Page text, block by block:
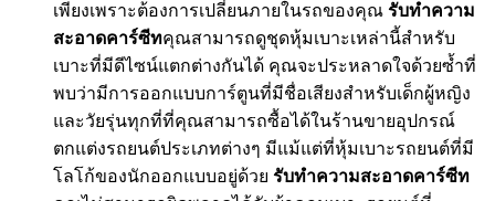
เพียงเพราะต้องการเปลี่ยนภายในรถของคุณ รับทำความ
สะอาดคาร์ซีทคุณสามารถดูชุดหุ้มเบาะเหล่านี้สำหรับ
เบาะที่มีดีไซน์แตกต่างกันได้ คุณจะประหลาดใจด้วยซ้ำที่
พบว่ามีการออกแบบการ์ตูนที่มีชื่อเสียงสำหรับเด็กผู้หญิง
และวัยรุ่นทุกที่ที่คุณสามารถซื้อได้ในร้านขายอุปกรณ์
ตกแต่งรถยนต์ประเภทต่างๆ มีแม้แต่ที่หุ้มเบาะรถยนต์ที่มี
โลโก้ของนักออกแบบอยู่ด้วย รับทำความสะอาดคาร์ซีท